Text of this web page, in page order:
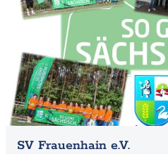
SV Frauenhain e.V.